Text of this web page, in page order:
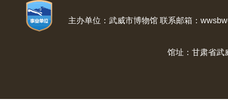
主办单位：武威市博物馆 联系邮箱：
馆址：甘肃省武